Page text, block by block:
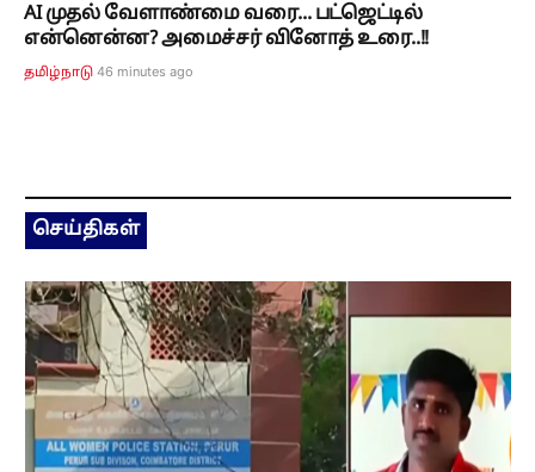
AI முதல் வேளாண்மை வரை... பட்ஜெட்டில்
என்னென்ன? அமைச்சர் வினோத் உரை..!!
தமிழ்நாடு 46 minutes ago
செய்திகள்